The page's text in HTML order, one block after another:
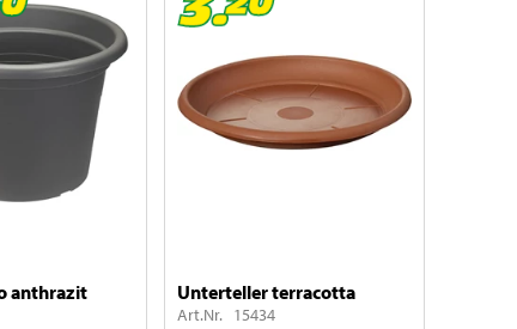
anthrazit Unterteller terracotta
Art.Nr. 15434